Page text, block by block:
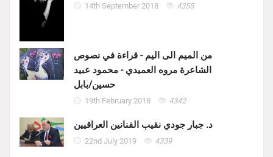
14th September 2018 4355
من الميم الى اليم - قراءة في نصوص
الشاعرة مروه العميدي - محمود عبيد
حسين/بابل
19th February 2018 4342
د. جبار جودي نقيب الفنانين العراقيين
22nd July 2019 4339